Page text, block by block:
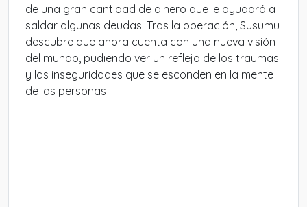
de una gran cantidad de dinero que le ayudará a
saldar algunas deudas. Tras la operación, Susumu
descubre que ahora cuenta con una nueva visión
del mundo, pudiendo ver un reflejo de los traumas
y las inseguridades que se esconden en la mente
de las personas